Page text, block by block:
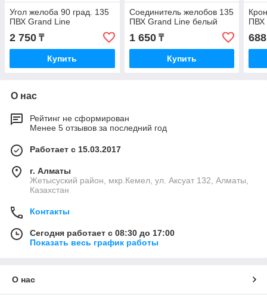
Угол желоба 90 град. 135
ПВХ Grand Line
2 750 ₸
Купить
Соединитель желобов 135
ПВХ Grand Line белый
1 650₸
Купить
ПВХ
688
О нас
Рейтинг не сформирован
Менее 5 отзывов за последний год
Работает с 15.03.2017
г. Алматы
Жетысуский район, мкр.Кемел, ул. Аксуат 132, Алматы,
Казахстан
Контакты
Сегодня работает с 08:30 до 17:00
Показать весь график работы
О нас